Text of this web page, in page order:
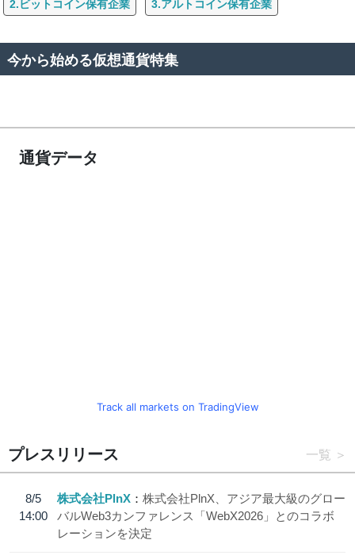
2.ビットコイン保有企業 3.アルトコイン保有企業
今から始める仮想通貨特集
通貨データ
Track all markets on TradingView
プレスリリース 一覧
8/5
14:00
株式会社PlnX
株式会社PlnX、アジア最大級のグロー
バルWeb3カンファレンス「WebX2026」とのコラボ
レーションを決定